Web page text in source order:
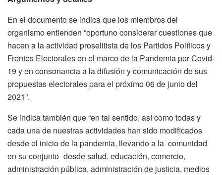
En el documento se indica que los miembros del
organismo entienden “oportuno considerar cuestiones que
hacen a la actividad proselitista de los Partidos Políticos y
Frentes Electorales en el marco de la Pandemia por Covid-
19 y en consonancia a la difusión y comunicación de sus
propuestas electorales para el próximo 06 de junio del
2021”.
Se indica también que “en tal sentido, así como todas y
cada una de nuestras actividades han sido modificados
desde el inicio de la pandemia, llevando a la comunidad
en su conjunto -desde salud, educación, comercio,
administración pública, administración de justicia, medios